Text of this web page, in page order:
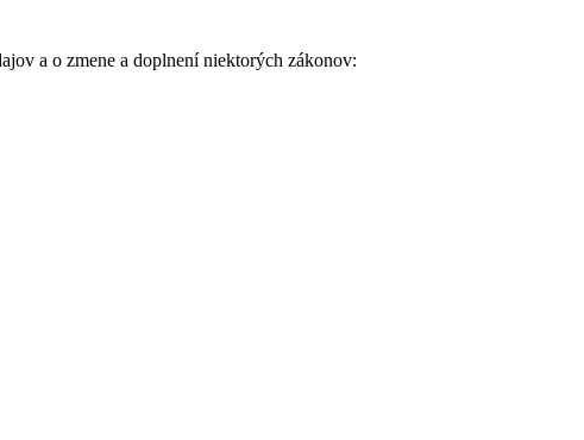
a o zmene a doplnení niektorých zákonov: